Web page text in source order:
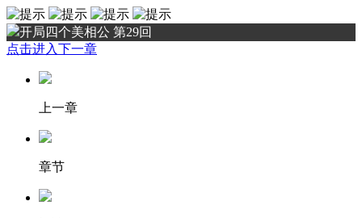
开局四个美相公 第29回
点击进入下一章
上一章
章节